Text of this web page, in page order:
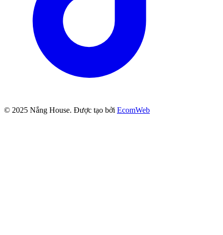
© 2025 Nắng House. Được tạo bởi EcomWeb